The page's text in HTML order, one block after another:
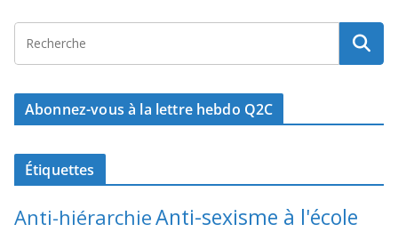
Abonnez-vous à la lettre hebdo Q2C
Étiquettes
Anti-hiérarchieAnti-sexisme à l'école